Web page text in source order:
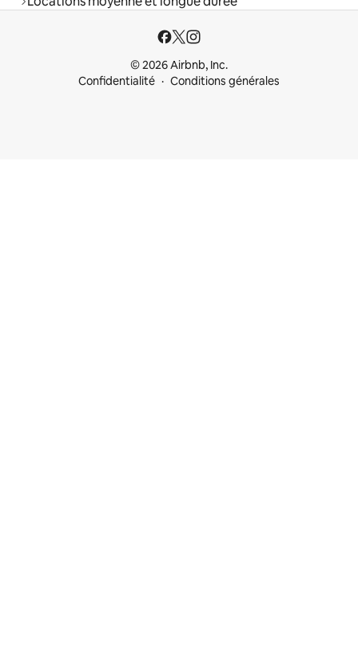
© 2026 Airbnb, Inc.
Confidentialité
Conditions générales